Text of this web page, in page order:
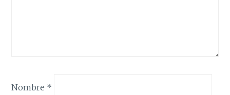
Nombre *